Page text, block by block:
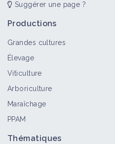
Suggérer une page ?
Productions
Grandes cultures
Élevage
Viticulture
Arboriculture
Maraîchage
PPAM
Thématiques